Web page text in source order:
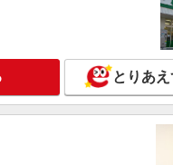
ス 北海道支社
老人ホームにて調理業務（
派遣時給】1,400〜1,500円（
費別途支給 【紹介後雇用形態】パート
：1,400〜1,500円（資格・
合意の上直接雇用へ移行予定
海道札幌市厚別区大谷地東
詳細を
とりあ